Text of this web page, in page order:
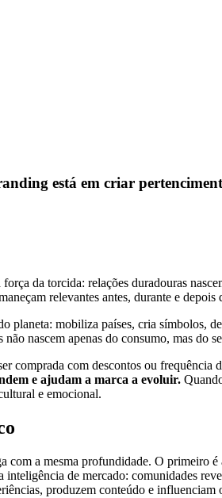
está em criar
da torcida: relações duradouras
relevantes antes, durante e depois
mobiliza países, cria símbolos,
nascem apenas do consumo, mas do
comprada com descontos ou
e ajudam a marca a evoluir.
e emocional.
a mesma profundidade. O primeiro
de mercado: comunidades
produzem conteúdo e